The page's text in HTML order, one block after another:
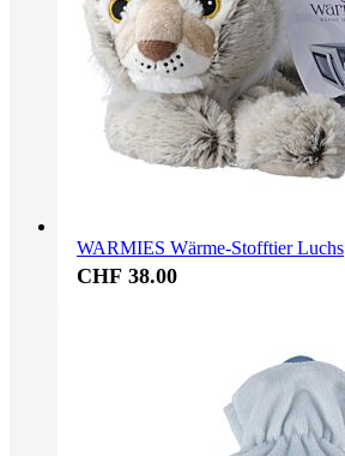
WARMIES Wärme-Stofftier Luchs
CHF 38.00